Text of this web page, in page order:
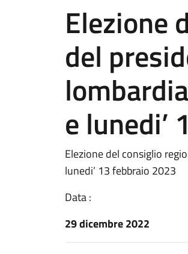
Elezione
del
e lunedi’
Elezione del consiglio
lunedi’ 13 febbraio 2023
Data :
29 dicembre 2022